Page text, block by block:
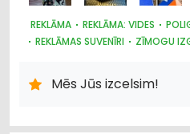
REKLĀMA REKLĀMA: VIDES
REKLĀMAS SUVENĪRI
ZĪMOGU
Mēs Jūs izcelsim!